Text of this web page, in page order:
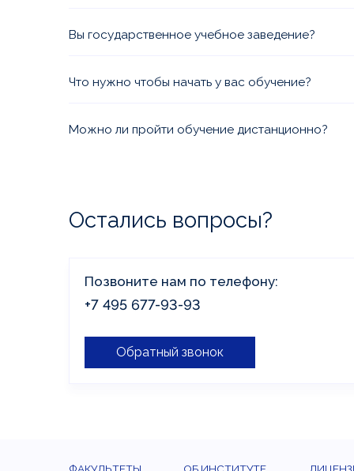
документами в разделеЛицензии и
Вы государственное учебное заведение?
аккредитациями. Ежегодно мы проходим
Что нужно чтобы начать у вас обучение?
проконсультирует Вас по необходимым для
Можно ли пройти обучение дистанционно?
Остались вопросы?
Позвоните нам по телефону:
+7 495 677-93-93
Обратный звонок